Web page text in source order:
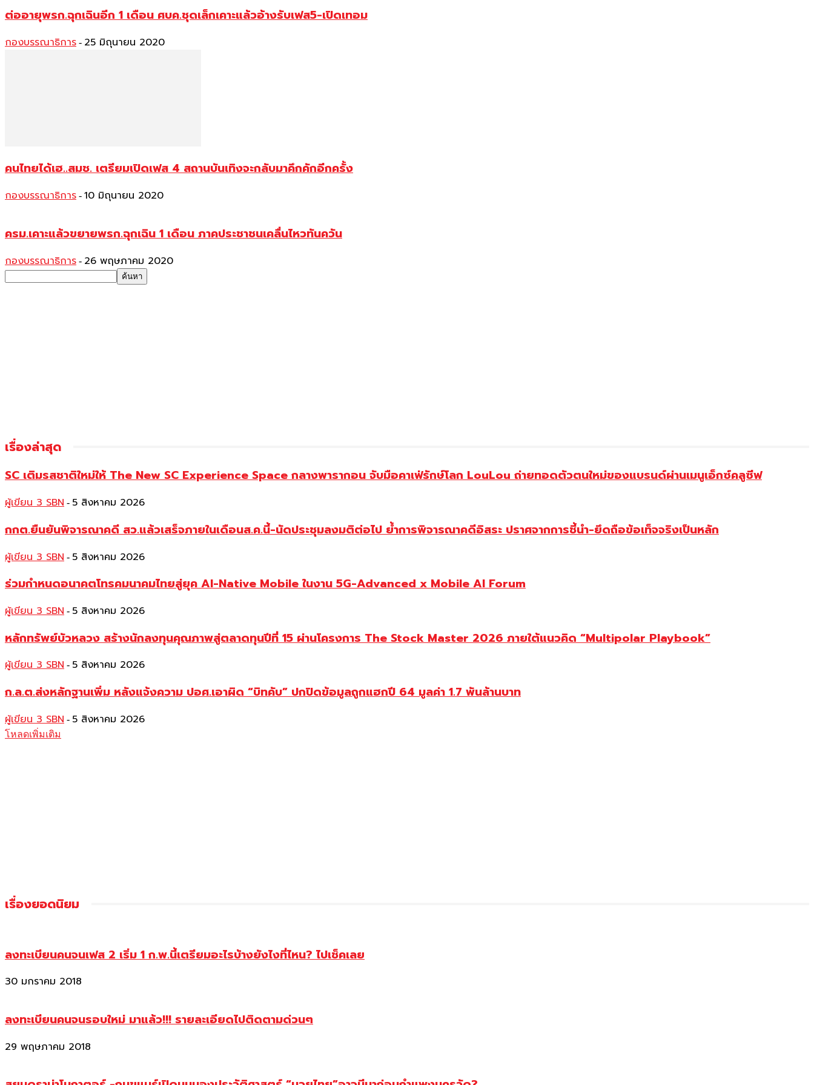
ต่ออายุพรก.ฉุกเฉินอีก 1 เดือน ศบค.ชุดเล็กเคาะแล้วอ้างรับเฟส5-เปิดเทอม
กองบรรณาธิการ - 25 มิถุนายน 2020
คนไทยได้เฮ..สมช. เตรียมเปิดเฟส 4 สถานบันเทิงจะกลับมาคึกคักอีกครั้ง
กองบรรณาธิการ - 10 มิถุนายน 2020
ครม.เคาะแล้วขยายพรก.ฉุกเฉิน 1 เดือน ภาคประชาชนเคลื่นไหวทันควัน
กองบรรณาธิการ - 26 พฤษภาคม 2020
เรื่องล่าสุด
SC เติมรสชาติใหม่ให้ The New SC Experience Space กลางพารากอน จับมือคาเฟ่รักษ์โลก LouLou ถ่ายทอดตัวตนใหม่ของแบรนด์ผ่านเมนูเอ็กซ์คลูซีฟ
ผู้เขียน 3 SBN - 5 สิงหาคม 2026
กกต.ยืนยันพิจารณาคดี สว.แล้วเสร็จภายในเดือนส.ค.นี้-นัดประชุมลงมติต่อไป ย้ำการพิจารณาคดีอิสระ ปราศจากการชี้นำ-ยึดถือข้อเท็จจริงเป็นหลัก
ผู้เขียน 3 SBN - 5 สิงหาคม 2026
ร่วมกำหนดอนาคตโทรคมนาคมไทยสู่ยุค AI-Native Mobile ในงาน 5G-Advanced x Mobile AI Forum
ผู้เขียน 3 SBN - 5 สิงหาคม 2026
หลักทรัพย์บัวหลวง สร้างนักลงทุนคุณภาพสู่ตลาดทุนปีที่ 15 ผ่านโครงการ The Stock Master 2026 ภายใต้แนวคิด “Multipolar Playbook”
ผู้เขียน 3 SBN - 5 สิงหาคม 2026
ก.ล.ต.ส่งหลักฐานเพิ่ม หลังแจ้งความ ปอศ.เอาผิด “บิทคับ” ปกปิดข้อมูลถูกแฮกปี 64 มูลค่า 1.7 พันล้านบาท
ผู้เขียน 3 SBN - 5 สิงหาคม 2026
โหลดเพิ่มเติม
เรื่องยอดนิยม
ลงทะเบียนคนจนเฟส 2 เริ่ม 1 ก.พ.นี้เตรียมอะไรบ้างยังไงที่ไหน? ไปเช็คเลย
30 มกราคม 2018
ลงทะเบียนคนจนรอบใหม่ มาแล้ว!!! รายละเอียดไปติดตามด่วนๆ
29 พฤษภาคม 2018